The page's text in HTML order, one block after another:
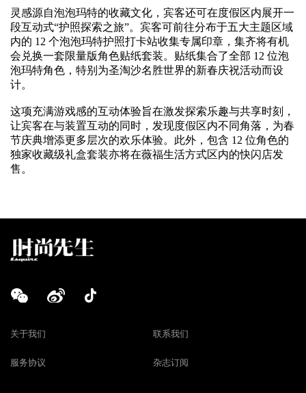
灵感源自泡泡玛特的收藏文化，宾客还可在度假区内展开一
段互动式“护照探索之旅”。宾客可前往分布于五大主题区域
内的 12 个泡泡玛特护照打卡站收集专属印章，集齐将有机
会兑换一套限量版角色贴纸套装。贴纸集合了全部 12 位泡
泡玛特角色，特别为圣淘沙名胜世界的新春庆祝活动而设
计。
这项充满游戏感的互动体验旨在激发探索乐趣与共享时刻，
让宾客在与装置互动的同时，发现度假区内不同角落，为春
节庆典增添更多层次的欢乐体验。此外，包含 12 位角色的
独家收藏级礼盒套装亦将在薇福生活方式区内的快闪店发
售。
关于我们 联系我们
服务协议 杂志订阅